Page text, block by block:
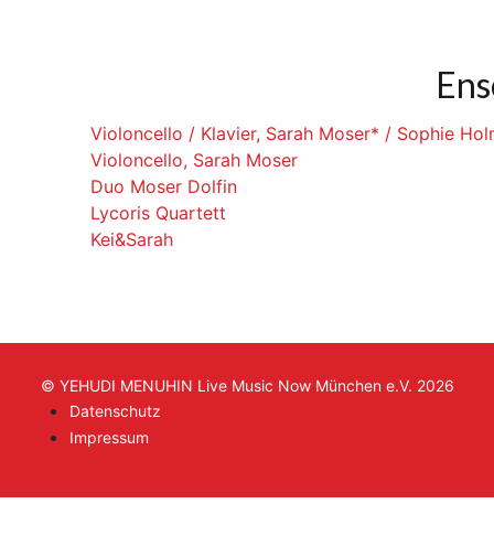
Violoncello / Klavier, Sarah Moser* / Sophie
Violoncello, Sarah Moser
Duo Moser Dolfin
Lycoris Quartett
Kei&Sarah
© YEHUDI MENUHIN Live Music Now München e.V. 2026
Datenschutz
Impressum